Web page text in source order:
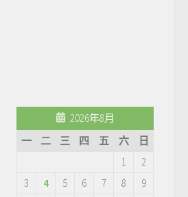
2026年8月
一
二 三 四 五 六 日
1
2
3
4 5 6 7 8
9